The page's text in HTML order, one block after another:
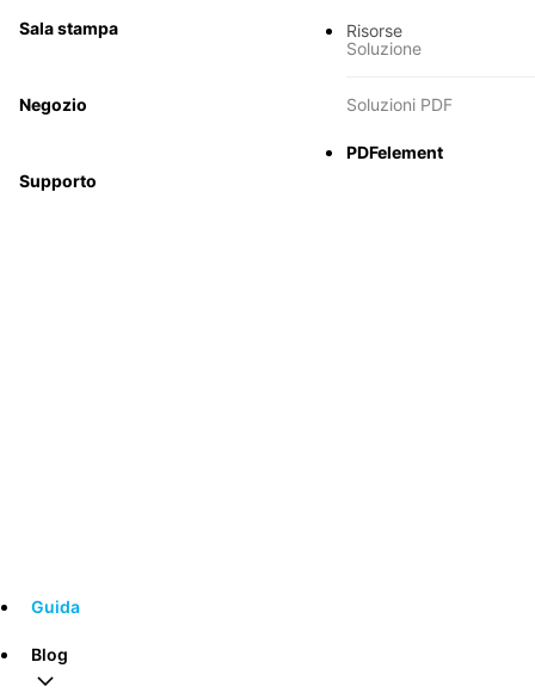
Risorse
Soluzione
Soluzioni PDF
PDFelement
Sala stampa
Negozio
Supporto
Guida
Blog